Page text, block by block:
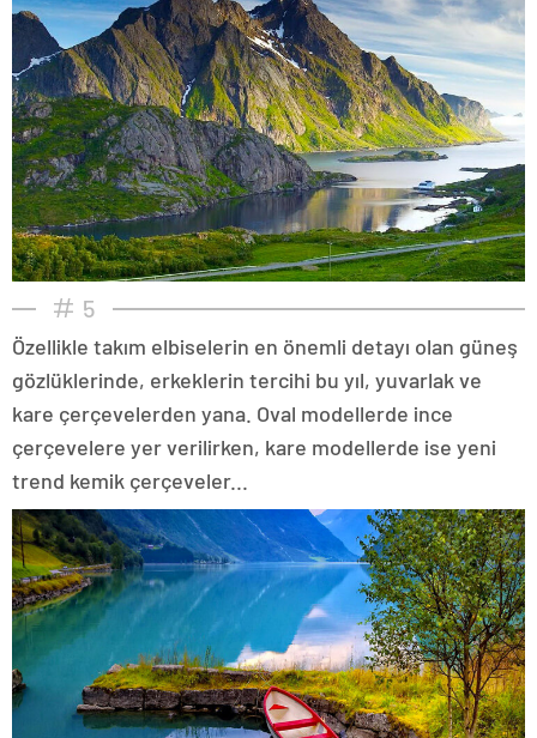
5
Özellikle takım elbiselerin en önemli detayı olan güneş
gözlüklerinde, erkeklerin tercihi bu yıl, yuvarlak ve
kare çerçevelerden yana. Oval modellerde ince
çerçevelere yer verilirken, kare modellerde ise yeni
trend kemik çerçeveler...